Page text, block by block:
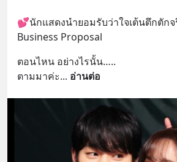
💕นักแสดงนำยอมรับว่าใจเต้นตึกตักจ
Business Proposal
ตอนไหน อย่างไรนั้น…..
ตามมาค่ะ... อ่านต่อ